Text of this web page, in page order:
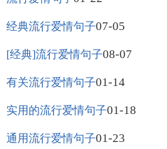
经典流行爱情句子07-05
[经典]流行爱情句子08-07
有关流行爱情句子01-14
实用的流行爱情句子01-18
通用流行爱情句子01-23